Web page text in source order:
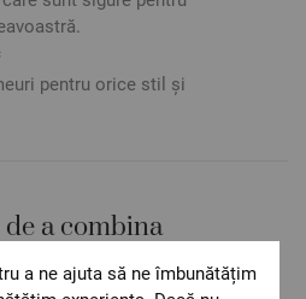
pentru orice stil și
a combina
a ne ajuta să ne îmbunătățim